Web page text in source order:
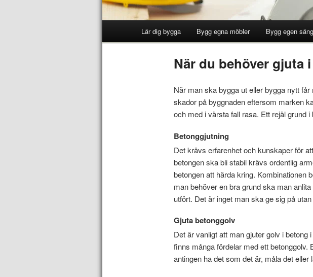
Lär dig bygga Bygg egna möbler Bygg egen
När du behöver gjuta
När man ska bygga ut eller bygga nytt
skador på byggnaden eftersom marken
och med i värsta fall rasa. Ett rejäl grund
Betonggjutning
Det krävs erfarenhet och kunskaper för
betongen ska bli stabil krävs ordentlig
betongen att härda kring. Kombinationen
man behöver en bra grund ska man
utfört. Det är inget man ska ge sig på
Gjuta betonggolv
Det är vanligt att man gjuter golv i
finns många fördelar med ett betonggolv.
antingen ha det som det är, måla det